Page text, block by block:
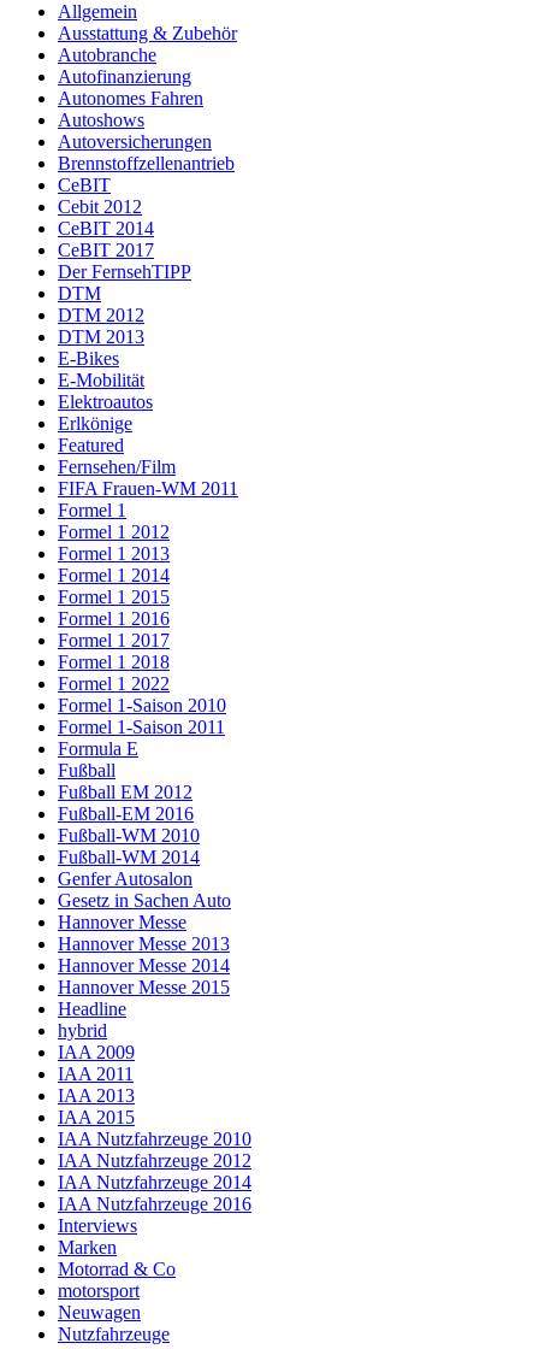
Allgemein
Ausstattung & Zubehör
Autobranche
Autofinanzierung
Autonomes Fahren
Autoshows
Autoversicherungen
Brennstoffzellenantrieb
CeBIT
Cebit 2012
CeBIT 2014
CeBIT 2017
Der FernsehTIPP
DTM
DTM 2012
DTM 2013
E-Bikes
E-Mobilität
Elektroautos
Erlkönige
Featured
Fernsehen/Film
FIFA Frauen-WM 2011
Formel 1
Formel 1 2012
Formel 1 2013
Formel 1 2014
Formel 1 2015
Formel 1 2016
Formel 1 2017
Formel 1 2018
Formel 1 2022
Formel 1-Saison 2010
Formel 1-Saison 2011
Formula E
Fußball
Fußball EM 2012
Fußball-EM 2016
Fußball-WM 2010
Fußball-WM 2014
Genfer Autosalon
Gesetz in Sachen Auto
Hannover Messe
Hannover Messe 2013
Hannover Messe 2014
Hannover Messe 2015
Headline
hybrid
IAA 2009
IAA 2011
IAA 2013
IAA 2015
IAA Nutzfahrzeuge 2010
IAA Nutzfahrzeuge 2012
IAA Nutzfahrzeuge 2014
IAA Nutzfahrzeuge 2016
Interviews
Marken
Motorrad & Co
motorsport
Neuwagen
Nutzfahrzeuge